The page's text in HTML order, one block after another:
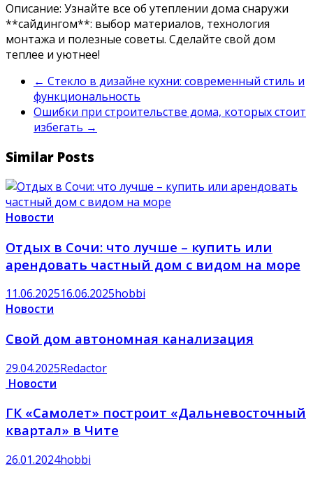
Описание: Узнайте все об утеплении дома снаружи
**сайдингом**: выбор материалов‚ технология
монтажа и полезные советы. Сделайте свой дом
теплее и уютнее!
← Стекло в дизайне кухни: современный стиль и
функциональность
Ошибки при строительстве дома, которых стоит
избегать →
Similar Posts
Новости
Отдых в Сочи: что лучше – купить или
арендовать частный дом с видом на море
11.06.202516.06.2025hobbi
Новости
Свой дом автономная канализация
29.04.2025Redactor
Новости
ГК «Самолет» построит «Дальневосточный
квартал» в Чите
26.01.2024hobbi